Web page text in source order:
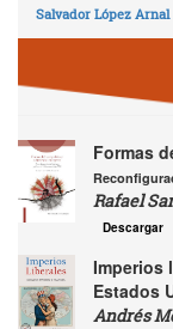
Salvador López Arnal
Formas
Rafael
Descargar
Imperios
Estados
Andrés